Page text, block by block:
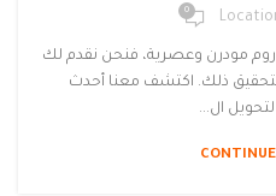
0
مودرن وعصرية، فنحن نقدم لك
لتحقيق ذلك. اكتشف معنا أحدث
ال...